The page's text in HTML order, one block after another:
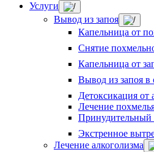
Услуги
Вывод из запоя
Капельница от
Снятие
Капельница от
Вывод из запоя в
Детоксикация от
Лечение
Принудительный
Экстренное
Лечение алкоголизма